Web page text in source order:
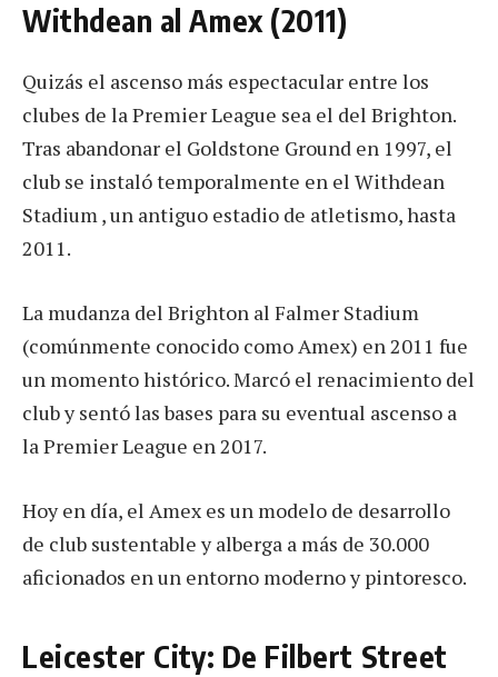
Withdean al Amex (2011)
Quizás el ascenso más espectacular entre los
clubes de la Premier League sea el del Brighton.
Tras abandonar el Goldstone Ground en 1997, el
club se instaló temporalmente en el Withdean
Stadium , un antiguo estadio de atletismo, hasta
2011.
La mudanza del Brighton al Falmer Stadium
(comúnmente conocido como Amex) en 2011 fue
un momento histórico. Marcó el renacimiento del
club y sentó las bases para su eventual ascenso a
la Premier League en 2017.
Hoy en día, el Amex es un modelo de desarrollo
de club sustentable y alberga a más de 30.000
aficionados en un entorno moderno y pintoresco.
Leicester City: De Filbert Street